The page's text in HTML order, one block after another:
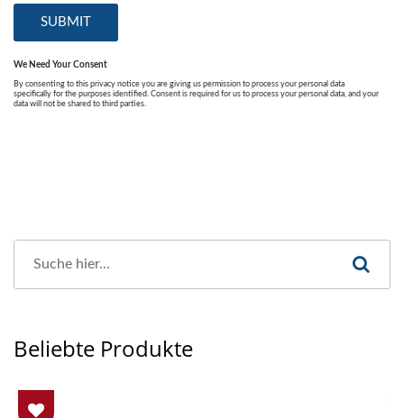
Beliebte Produkte